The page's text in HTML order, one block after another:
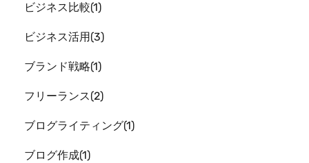
ビジネス比較 1
ビジネス活用 3
ブランド戦略 1
フリーランス 2
ブログライティング 1
ブログ作成 1